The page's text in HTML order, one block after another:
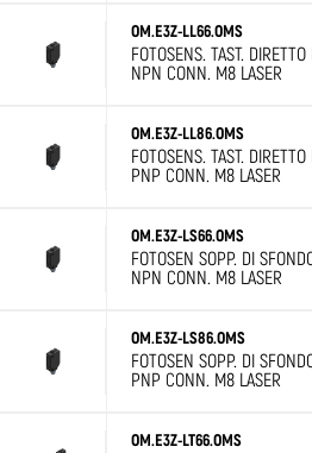
OM.E3Z-LL66.OMS
FOTOSENS. TAST.
NPN CONN. M8 LASER
OM.E3Z-LL86.OMS
FOTOSENS. TAST.
PNP CONN. M8 LASER
OM.E3Z-LS66.OMS
FOTOSEN SOPP. DI
NPN CONN. M8 LASER
OM.E3Z-LS86.OMS
FOTOSEN SOPP. DI
PNP CONN. M8 LASER
OM.E3Z-LT66.OMS